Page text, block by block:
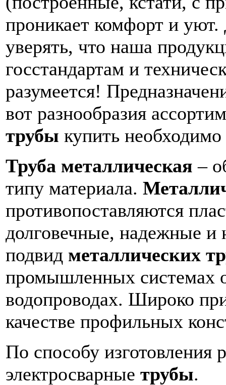
проникает комфорт и
уверять, что наша
госстандартам и
разумеется!
вот разнообразия
трубы купить
Труба металлическая –
типу материала.
противопоставляются
долговечные, надежные и
подвид металлических
промышленных системах
водопроводах. Широко
качестве профильных
По способу
электросварные трубы.